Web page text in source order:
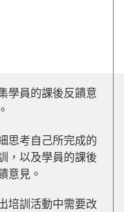
學員的課後反饋意
思考自己所完成的
，以及學員的課後
意見。
培訓活動中需要改